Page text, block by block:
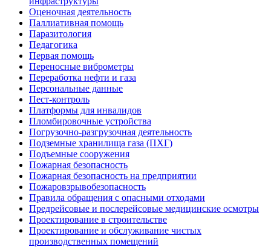
Оценочная деятельность
Паллиативная помощь
Паразитология
Педагогика
Первая помощь
Переносные виброметры
Переработка нефти и газа
Персональные данные
Пест-контроль
Платформы для инвалидов
Пломбировочные устройства
Погрузочно-разгрузочная деятельность
Подземные хранилища газа (ПХГ)
Подъемные сооружения
Пожарная безопасность
Пожарная безопасность на предприятии
Пожаровзрывобезопасность
Правила обращения с опасными отходами
Предрейсовые и послерейсовые медицинские осмотры
Проектирование в строительстве
Проектирование и обслуживание чистых
производственных помещений